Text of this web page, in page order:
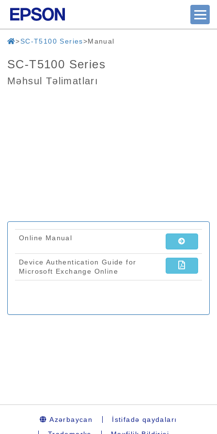
SC-T5100 Series Manual
SC-T5100 Series
Məhsul Təlimatları
Azərbaycan
İstifadə qaydaları